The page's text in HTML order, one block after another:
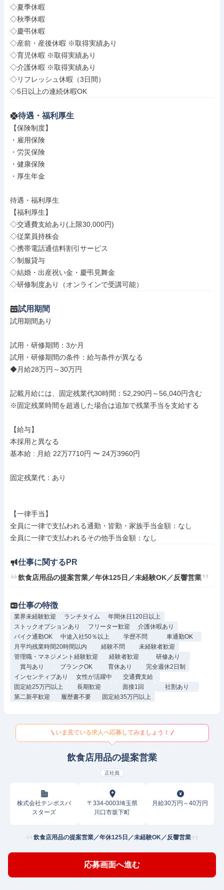
◇夏季休暇
◇秋季休暇
◇慶弔休暇
◇産前・産後休暇 ※取得実績あり
◇育児休暇 ※取得実績あり
◇介護休暇 ※取得実績あり
◇リフレッシュ休暇（3日間）
◇5日以上の連続休暇OK
待遇・福利厚生
【保険制度】
・雇用保険
・労災保険
・健康保険
・厚生年金
待遇・福利厚生
【福利厚生】
◇交通費支給あり(上限30,000円)
◇従業員持株会
◇携帯電話通信料割引サービス
◇制服貸与
◇結婚・出産祝い金・慶弔見舞金
◇研修制度あり（オンラインで受講可能）
試用期間
試用期間あり
試用・研修期間：3か月
試用・研修期間の条件：給与条件が異なる
◆月給28万円～30万円
記載月給には、固定残業代30時間：52,290円～56,040円含む
※固定残業時間を超過した場合は追加で残業手当を支給する
【給与】
本採用と異なる
基本給 : 月給 22万7710円 〜 24万3960円
固定残業代：あり
【一律手当】
全員に一律で支払われる通勤・皆勤・家族手当金額：なし
仕事に関するPR
飲食店用品の提案営業／年休125日／未経験OK／反響営業
仕事の特徴
業界未経験歓迎 ランチタイム
年間休日120日以上
ストックオプションあり
フリーター歓迎
介護休暇あり
バイク通勤OK
中途入社50％以上 学歴不問
車通勤OK
月平均残業時間20時間以内
経験不問
未経験者歓迎
管理職・マネジメント経験歓迎
経験者歓迎
研修あり
賞与あり
ブランクOK 育休あり
完全週休2日制
インセンティブあり
女性が活躍中
交通費支給
固定給25万円以上
長期歓迎 面接1回
社割あり
第二新卒歓迎
履歴書不要 固定給35万円以上
いま見ている求人へ応募してみましょう！
飲食店用品の提案営業
正社員
株式会社テンポスバ
スターズ
〒334-0003埼玉県
川口市坂下町
月給30万円～40万円
飲食店用品の提案営業／年休125日／未経験OK／反響営業
応募画面へ進む